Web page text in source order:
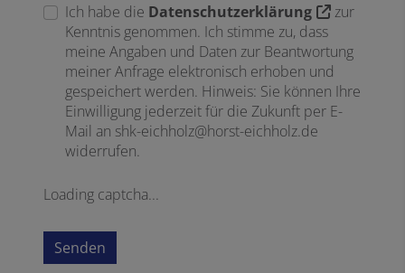
Ich habe die Datenschutzerklärung
zur
Kenntnis genommen. Ich stimme zu, dass
meine Angaben und Daten zur Beantwortung
meiner Anfrage elektronisch erhoben und
gespeichert werden. Hinweis: Sie können Ihre
Einwilligung jederzeit für die Zukunft per E-
Mail an shk-eichholz@horst-eichholz.de
widerrufen.
Loading captcha...
Senden